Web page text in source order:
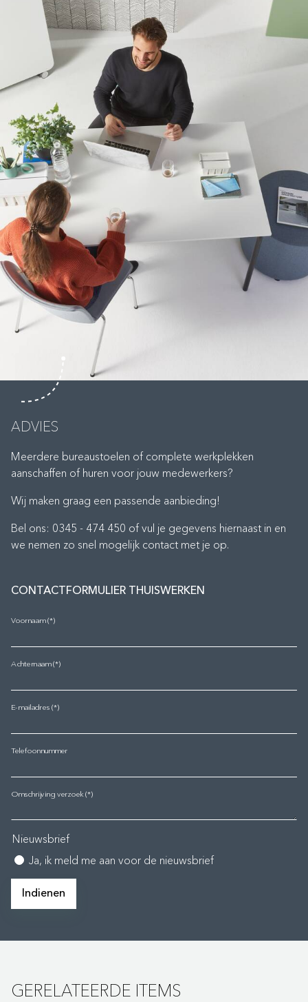
ADVIES
Meerdere bureaustoelen of complete werkplekken
aanschaffen of huren voor jouw medewerkers?
Wij maken graag een passende aanbieding!
Bel ons: 0345 - 474 450 of vul je gegevens hiernaast in en
we nemen zo snel mogelijk contact met je op.
CONTACTFORMULIER THUISWERKEN
Voornaam
Achternaam
E-mailadres
Telefoonnummer
Omschrijving verzoek
Nieuwsbrief
Ja, ik meld me aan voor de nieuwsbrief
Indienen
GERELATEERDE ITEMS